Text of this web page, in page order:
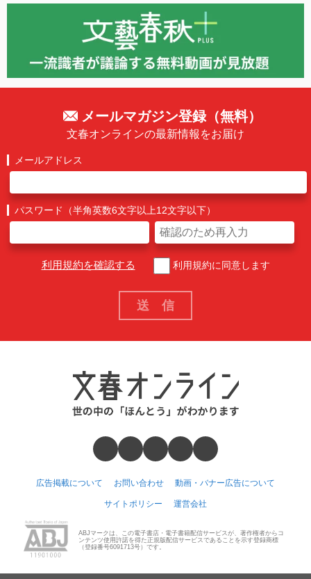
メールマガジン登録（無料）
文春オンラインの最新情報をお届け
メールアドレス
パスワード（半角英数6文字以上12文字以下）
利用規約を確認する 利用規約に同意します
広告掲載について お問い合わせ 動画・バナー広告について
サイトポリシー 運営会社
ABJマークは、この電子書店・電子書籍配信サービスが、著作権者からコ
ンテンツ使用許諾を得た正規版配信サービスであることを示す登録商標
（登録番号6091713号）です。